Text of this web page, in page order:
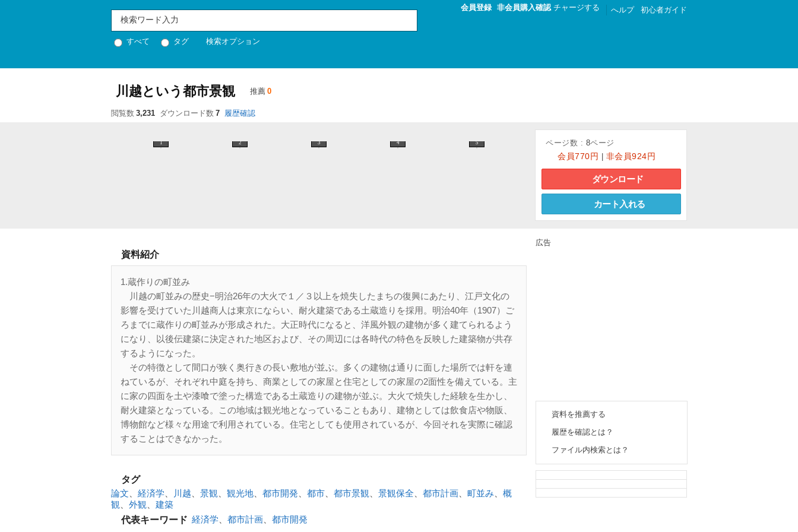
すべて タグ 検索オプション
会員登録 非会員購入確認 チャージする へルプ 初心者ガイド
川越という都市景観 推薦 0
閲覧数 3,231 ダウンロード数 7 履歴確認
1 2 3 4 5 6
ページ数 : 8ページ
会員770円 非会員924円
ダウンロード
カート入れる
資料紹介
1.蔵作りの町並み
川越の町並みの歴史−明治26年の大火で１／３以上を焼失したまちの復興にあたり、江戸文化の
影響を受けていた川越商人は東京にならい、耐火建築である土蔵造りを採用。明治40年（1907）ご
ろまでに蔵作りの町並みが形成された。大正時代になると、洋風外観の建物が多く建てられるよう
になり、以後伝建築に決定された地区および、その周辺には各時代の特色を反映した建築物が共存
するようになった。
その特徴として間口が狭く奥行きの長い敷地が並ぶ。多くの建物は通りに面した場所では軒を連
ねているが、それぞれ中庭を持ち、商業としての家屋と住宅としての家屋の2面性を備えている。主
に家の四面を土や漆喰で塗った構造である土蔵造りの建物が並ぶ。大火で焼失した経験を生かし、
耐火建築となっている。この地域は観光地となっていることもあり、建物としては飲食店や物販、
博物館など様々な用途で利用されている。住宅としても使用されているが、今回それを実際に確認
することはできなかった。
タグ
論文
経済学 川越 景観 観光地 都市開発 都市 都市景観 景観保全 都市計画 町並み
概
観
外観
建築
代表キーワード 経済学 都市計画 都市開発
広告
資料を推薦する
履歴を確認とは？
ファイル内検索とは？